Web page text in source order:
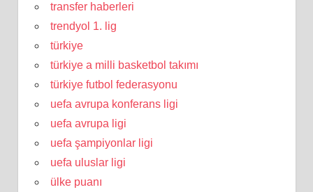
transfer haberleri
trendyol 1. lig
türkiye
türkiye a milli basketbol takımı
türkiye futbol federasyonu
uefa avrupa konferans ligi
uefa avrupa ligi
uefa şampiyonlar ligi
uefa uluslar ligi
ülke puanı